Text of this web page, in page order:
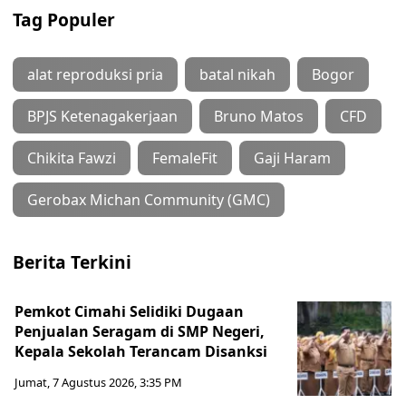
Tag Populer
alat reproduksi pria batal nikah Bogor
BPJS Ketenagakerjaan Bruno Matos CFD
Chikita Fawzi FemaleFit Gaji Haram
Gerobax Michan Community (GMC)
Berita Terkini
Pemkot Cimahi Selidiki Dugaan
Penjualan Seragam di SMP Negeri,
Kepala Sekolah Terancam Disanksi
Jumat, 7 Agustus 2026, 3:35 PM